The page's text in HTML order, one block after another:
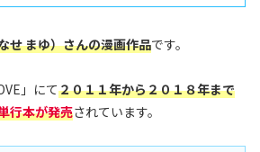
せ まゆ）さんの漫画作品です。
」にて２０１１年から２０１８年まで
行本が発売されています。